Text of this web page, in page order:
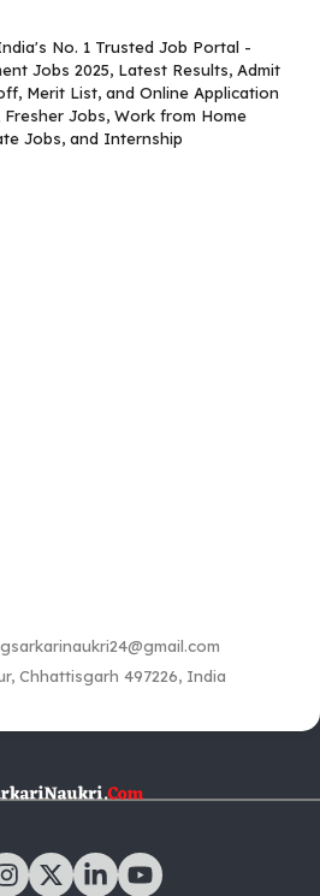
No. 1 Trusted Job Portal -
Jobs 2025, Latest Results, Admit
Merit List, and Online Application
Jobs, Work from Home
Jobs, and Internship
Chhattisgarh 497226, India